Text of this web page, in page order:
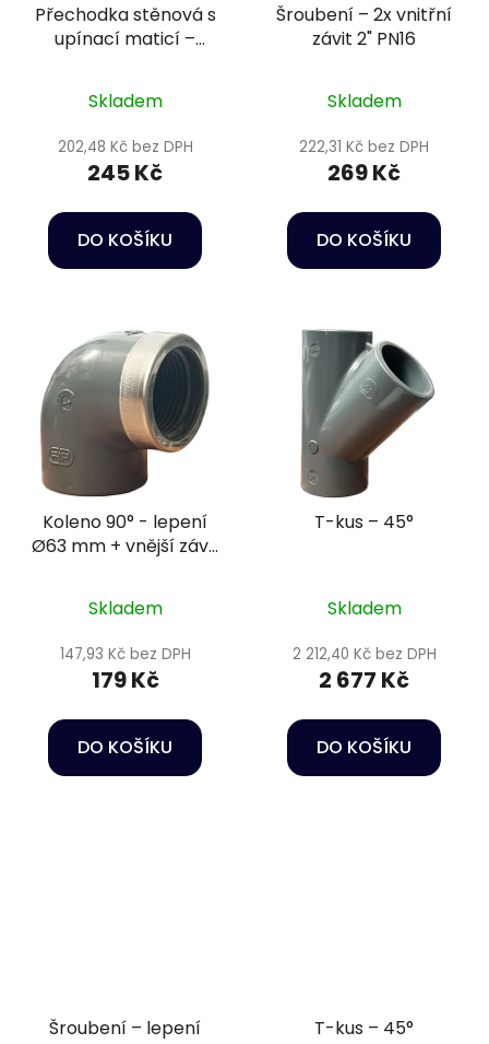
Přechodka stěnová s
upínací maticí –
Skladem
202,48 Kč bez DPH
245 Kč
DO KOŠÍKU
Šroubení – 2x vnitřní
závit 2" PN16
Skladem
222,31 Kč bez DPH
269 Kč
DO KOŠÍKU
Koleno 90° - lepení
Ø63 mm + vnější závit
Skladem
147,93 Kč bez DPH
179 Kč
DO KOŠÍKU
T-kus – 45°
Skladem
2 212,40 Kč bez DPH
2 677 Kč
DO KOŠÍKU
Šroubení – lepení
T-kus – 45°